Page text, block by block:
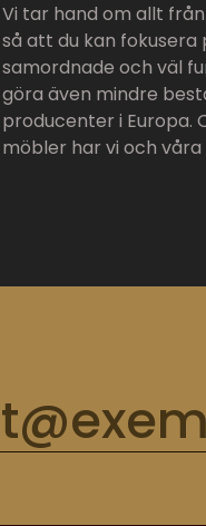
Vi tar hand om allt
så att du kan fokusera
samordnade och väl
göra även mindre
producenter i Europa.
möbler har vi och